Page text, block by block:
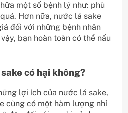
một số bệnh lý như: phù
Hơn nữa, nước lá sake
đối với những bệnh nhân
bạn hoàn toàn có thể nấu
có hại không?
lợi ích của nước lá sake,
cũng có một hàm lượng nhỉ